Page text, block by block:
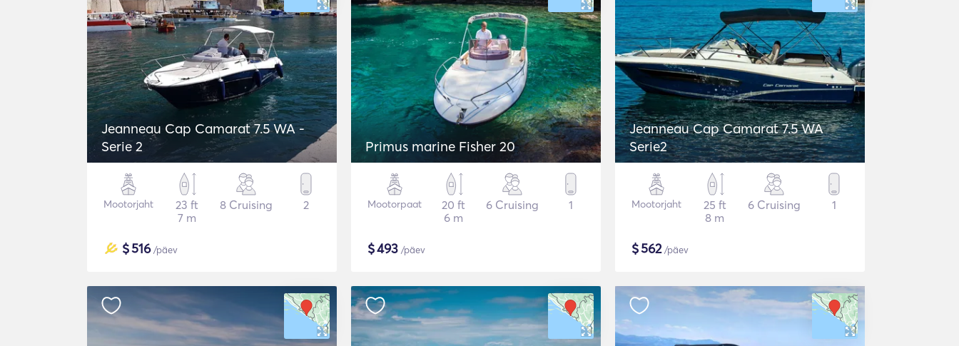
Jeanneau Cap Camarat 7.5 WA -
Serie 2
Mootorjaht
23 ft
7 m
8 Cruising 2
$516/päev
Primus marine Fisher 20
Mootorpaat
20 ft
6 m
6 Cruising 1
$493 /päev
Jeanneau Cap Camarat 7.5 WA
Serie2
Mootorjaht
25 ft
8 m
6 Cruising 1
$562/päev